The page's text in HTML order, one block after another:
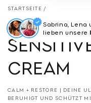
STARTSEITE /
Sabrina, Lena
lieben unsere
CREAM
CALM + RESTORE | DEINE
BERUHIGT UND SCHÜTZT